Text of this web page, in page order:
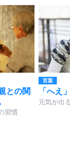
との関
習慣
言葉
「へえ」
元気が出